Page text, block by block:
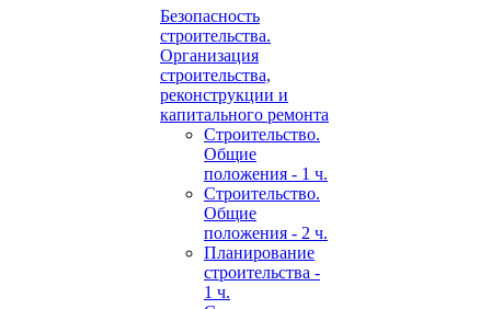
Безопасность
строительства.
Организация
строительства,
реконструкции и
капитального ремонта
Строительство.
Общие
положения - 1 ч.
Строительство.
Общие
положения - 2 ч.
Планирование
строительства -
1 ч.